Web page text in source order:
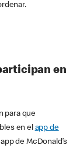
en
para que
en el app de
de McDonald’s